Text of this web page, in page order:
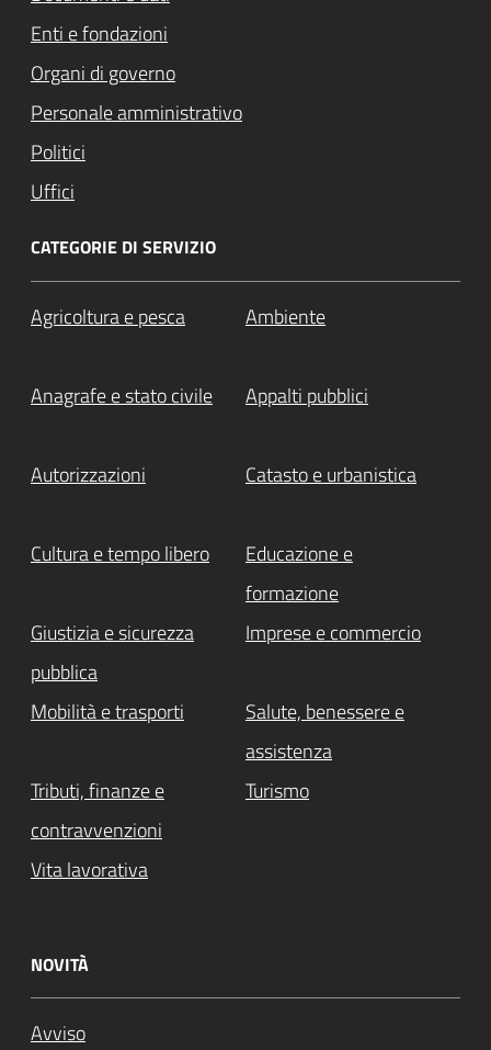
Enti e fondazioni
Organi di governo
Personale amministrativo
Politici
Uffici
CATEGORIE DI SERVIZIO
Agricoltura e pesca Ambiente
Anagrafe e stato civile Appalti pubblici
Autorizzazioni Catasto e urbanistica
Cultura e tempo libero
Educazione e
formazione
Giustizia e sicurezza
pubblica
Imprese e commercio
Mobilità e trasporti
Salute, benessere e
assistenza
Tributi, finanze e
contravvenzioni
Turismo
Vita lavorativa
NOVITÀ
Avviso